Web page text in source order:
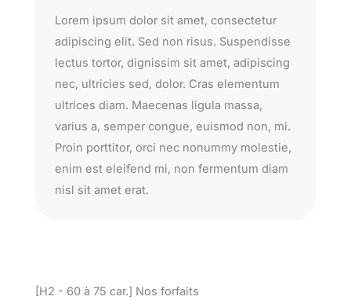
Lorem ipsum dolor sit amet, consectetur
adipiscing elit. Sed non risus. Suspendisse
lectus tortor, dignissim sit amet, adipiscing
nec, ultricies sed, dolor. Cras elementum
ultrices diam. Maecenas ligula massa,
varius a, semper congue, euismod non, mi.
Proin porttitor, orci nec nonummy molestie,
enim est eleifend mi, non fermentum diam
nisl sit amet erat.
[H2 - 60 à 75 car.] Nos forfaits